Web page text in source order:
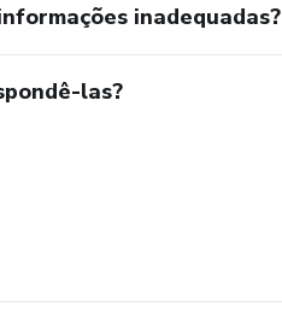
inadequadas?
las?